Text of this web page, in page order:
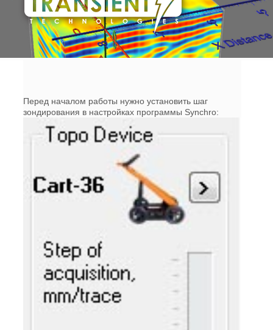
Перед началом работы нужно установить шаг
зондирования в настройках программы Synchro: